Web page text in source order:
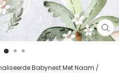
Babynest Met Naam /